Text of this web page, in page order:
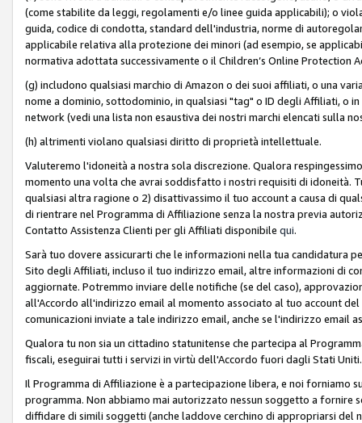
(come stabilite da leggi, regolamenti e/o linee guida applicabili); o
guida, codice di condotta, standard dell'industria, norme di
applicabile relativa alla protezione dei minori (ad esempio, se
normativa adottata successivamente o il Children’s Online Protection
(g) includono qualsiasi marchio di Amazon o dei suoi affiliati, o una
nome a dominio, sottodominio, in qualsiasi "tag" o ID degli Affiliati, o
network (vedi una lista non esaustiva dei nostri marchi elencati sulla
(h) altrimenti violano qualsiasi diritto di proprietà intellettuale.
Valuteremo l'idoneità a nostra sola discrezione. Qualora
momento una volta che avrai soddisfatto i nostri requisiti di idoneità.
qualsiasi altra ragione o 2) disattivassimo il tuo account a causa di
di rientrare nel Programma di Affiliazione senza la nostra previa
Contatto Assistenza Clienti per gli Affiliati disponibile qui.
Sarà tuo dovere assicurarti che le informazioni nella tua candidatura
Sito degli Affiliati, incluso il tuo indirizzo email, altre informazioni di
aggiornate. Potremmo inviare delle notifiche (se del caso),
all'Accordo all'indirizzo email al momento associato al tuo account
comunicazioni inviate a tale indirizzo email, anche se l'indirizzo email
Qualora tu non sia un cittadino statunitense che partecipa al
fiscali, eseguirai tutti i servizi in virtù dell'Accordo fuori dagli Stati
Il Programma di Affiliazione è a partecipazione libera, e noi forniamo
programma. Non abbiamo mai autorizzato nessun soggetto a fornire
diffidare di simili soggetti (anche laddove cerchino di appropriarsi